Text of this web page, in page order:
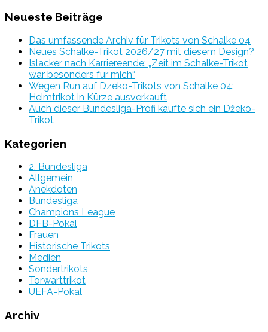
Neueste Beiträge
Das umfassende Archiv für Trikots von Schalke 04
Neues Schalke-Trikot 2026/27 mit diesem Design?
Islacker nach Karriereende: „Zeit im Schalke-Trikot
war besonders für mich“
Wegen Run auf Dzeko-Trikots von Schalke 04:
Heimtrikot in Kürze ausverkauft
Auch dieser Bundesliga-Profi kaufte sich ein Džeko-
Trikot
Kategorien
2. Bundesliga
Allgemein
Anekdoten
Bundesliga
Champions League
DFB-Pokal
Frauen
Historische Trikots
Medien
Sondertrikots
Torwarttrikot
UEFA-Pokal
Archiv